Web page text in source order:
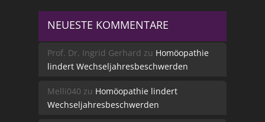
NEUESTE KOMMENTARE
Prof. Dr. Ingrid Gerhard zu Homöopathie
lindert Wechseljahresbeschwerden
Melli040 zu Homöopathie lindert
Wechseljahresbeschwerden